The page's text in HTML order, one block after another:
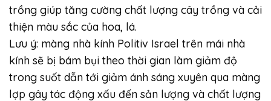
trồng giúp tăng cường chất lượng cây trồng và cải
thiện màu sắc của hoa, lá.
Lưu ý: màng nhà kính Politiv Israel trên mái nhà
kính sẽ bị bám bụi theo thời gian làm giảm độ
trong suốt dẫn tới giảm ánh sáng xuyên qua màng
lợp gây tác động xấu đến sản lượng và chất lượng